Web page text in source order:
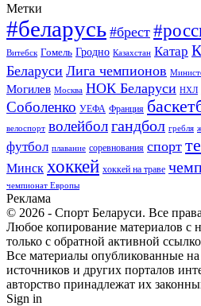
Метки
#беларусь #брест
Витебск Гомель Гродно Казахстан Катар
Беларуси Лига чемпионов
Могилев Москва НОК Беларуси НХЛ
Соболенко УЕФА Франция
велоспорт волейболгандбол гребля
футбол плавание соревнования спорт
Минск хоккей хоккей на траве
чемпионат Европы
Реклама
© 2026 - Спорт Беларуси. Все
Любое копирование материалов с
только с обратной активной
Все материалы опубликованные
источников и других порталов
авторство принадлежат их
Sign in